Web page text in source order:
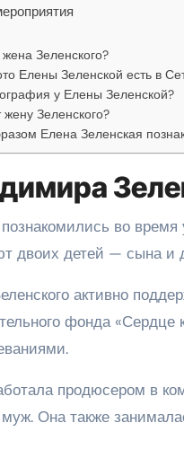
жена Зеленского?
Елены Зеленской есть в
у Елены Зеленской?
жену Зеленского?
Елена Зеленская
во
двоих детей — сына и
активно
фонда
продюсером в
муж. Она также